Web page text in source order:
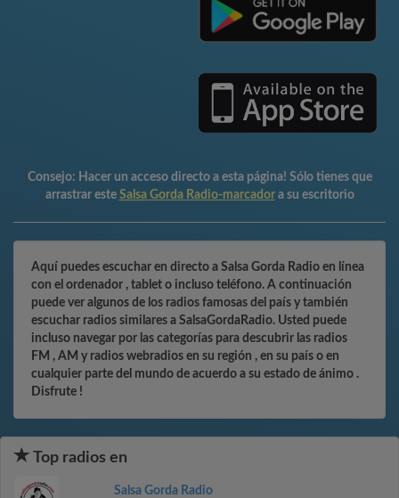
Consejo: Hacer un acceso directo a esta página! Sólo tienes que
arrastrar este Salsa Gorda Radio-marcador a su escritorio
Aquí puedes escuchar en directo a Salsa Gorda Radio en línea
con el ordenador , tablet o incluso teléfono. A continuación
puede ver algunos de los radios famosas del país y también
escuchar radios similares a SalsaGordaRadio. Usted puede
incluso navegar por las categorías para descubrir las radios
FM , AM y radios webradios en su región , en su país o en
cualquier parte del mundo de acuerdo a su estado de ánimo .
Disfrute !
Top radios en
Salsa Gorda Radio